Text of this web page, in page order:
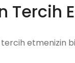
Tercih
tercih etmenizin